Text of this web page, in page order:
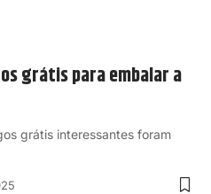
grátis para embalar a
grátis interessantes foram